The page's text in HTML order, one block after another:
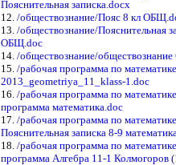
Пояснительная записка.docx
12. /обществознание/Пояс 8 кл
13. /обществознание/Пояснительная
ОБЩ.doc
14. /обществознание/обществознание
15. /рабочая программа по
2013_geometriya_11_klass-1.doc
16. /рабочая программа по
программа математика.doc
17. /рабочая программа по
Пояснительная записка 8-9
18. /рабочая программа по
программа Алгебра 11-1 Колмогоров